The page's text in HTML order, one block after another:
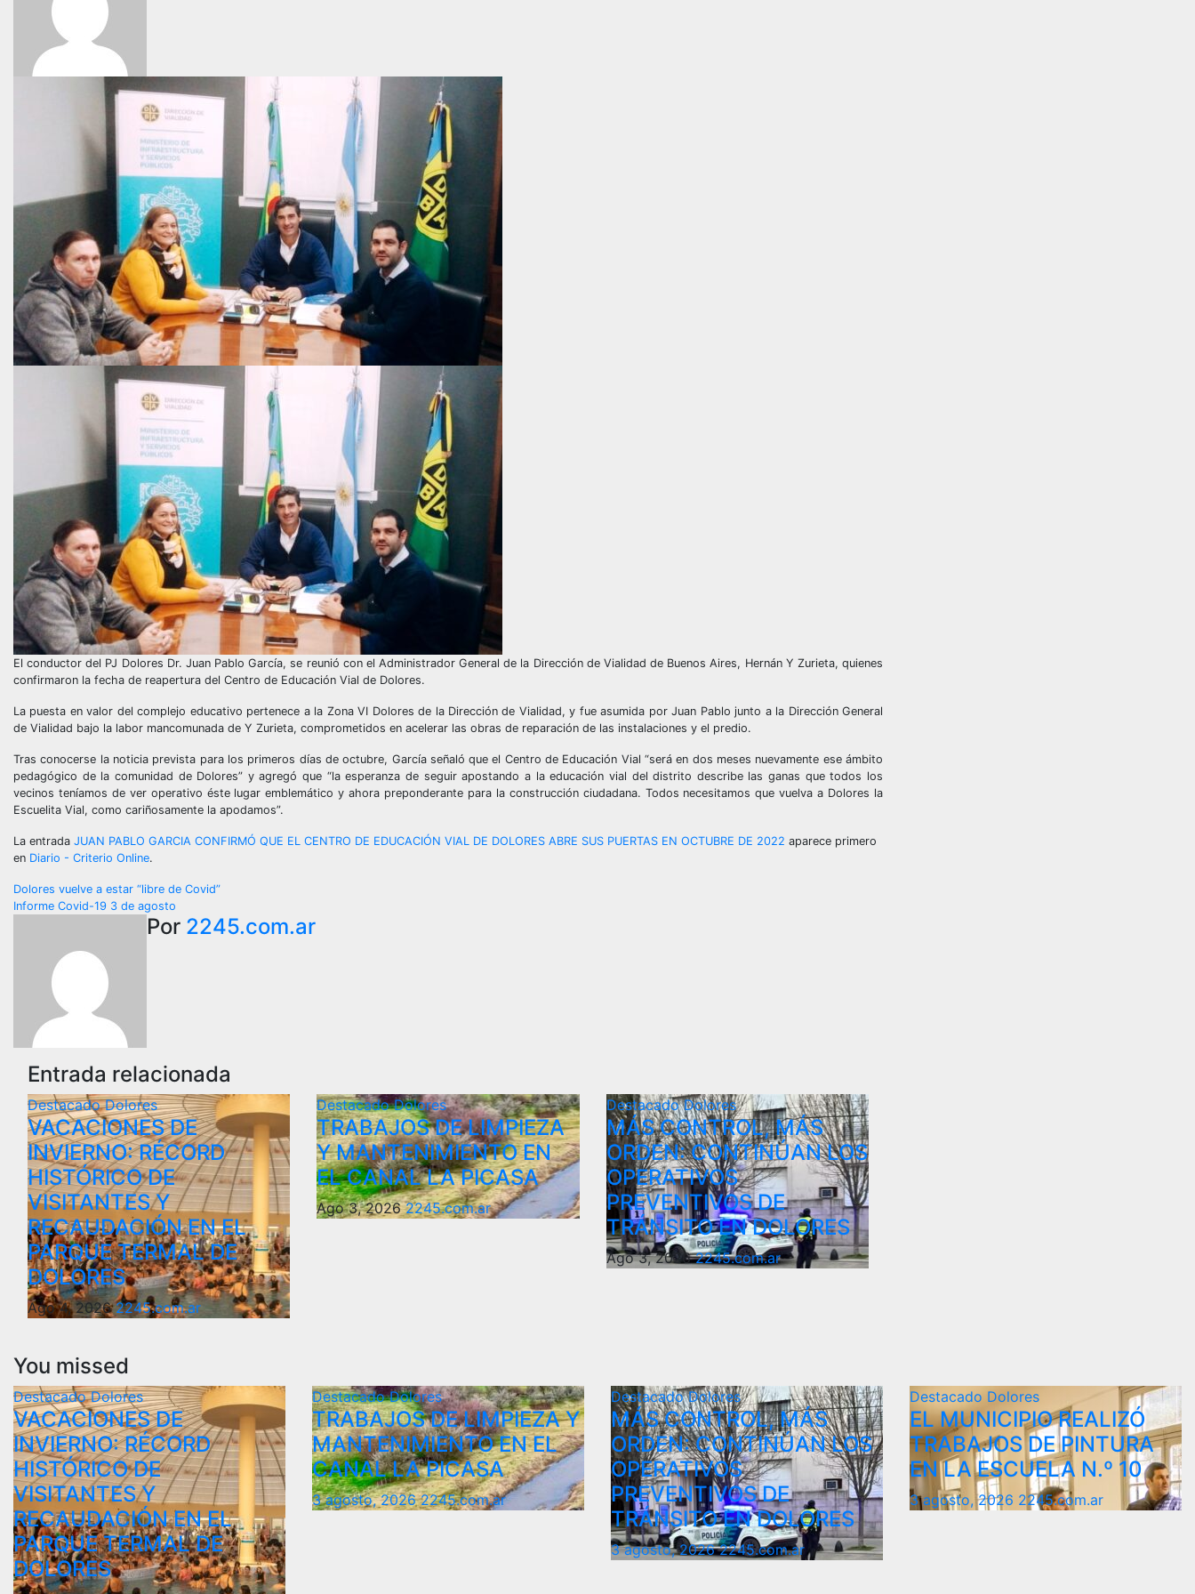
El conductor del PJ Dolores Dr. Juan Pablo García, se reunió con el Administrador General de la Dirección de Vialidad de Buenos Aires, Hernán Y Zurieta, quienes
confirmaron la fecha de reapertura del Centro de Educación Vial de Dolores.
La puesta en valor del complejo educativo pertenece a la Zona VI Dolores de la Dirección de Vialidad, y fue asumida por Juan Pablo junto a la Dirección General
de Vialidad bajo la labor mancomunada de Y Zurieta, comprometidos en acelerar las obras de reparación de las instalaciones y el predio.
Tras conocerse la noticia prevista para los primeros días de octubre, García señaló que el Centro de Educación Vial “será en dos meses nuevamente ese ámbito
pedagógico de la comunidad de Dolores” y agregó que “la esperanza de seguir apostando a la educación vial del distrito describe las ganas que todos los
vecinos teníamos de ver operativo éste lugar emblemático y ahora preponderante para la construcción ciudadana. Todos necesitamos que vuelva a Dolores la
Escuelita Vial, como cariñosamente la apodamos”.
La entrada JUAN PABLO GARCIA CONFIRMÓ QUE EL CENTRO DE EDUCACIÓN VIAL DE DOLORES ABRE SUS PUERTAS EN OCTUBRE DE 2022 aparece primero
en Diario - Criterio Online.
Navegación
entradas
Dolores vuelve a estar “libre de Covid”
Informe Covid-19 3 de agosto
Por 2245.com.ar
Entrada relacionada
DestacadoDolores
VACACIONES DE
INVIERNO: RÉCORD
HISTÓRICO DE
VISITANTES Y
RECAUDACIÓN EN EL
PARQUE TERMAL DE
DOLORES
Ago 4, 20262245.com.ar
DestacadoDolores
TRABAJOS DE LIMPIEZA
Y MANTENIMIENTO EN
EL CANAL LA PICASA
Ago 3, 20262245.com.ar
DestacadoDolores
MÁS CONTROL, MÁS
ORDEN: CONTINÚAN LOS
OPERATIVOS
PREVENTIVOS DE
TRÁNSITO EN DOLORES
Ago 3, 20262245.com.ar
You missed
DestacadoDolores
VACACIONES DE
INVIERNO: RÉCORD
HISTÓRICO DE
VISITANTES Y
RECAUDACIÓN EN EL
PARQUE TERMAL DE
DOLORES
DestacadoDolores
TRABAJOS DE LIMPIEZA Y
MANTENIMIENTO EN EL
CANAL LA PICASA
3 agosto, 20262245.com.ar
DestacadoDolores
MÁS CONTROL, MÁS
ORDEN: CONTINÚAN LOS
OPERATIVOS
PREVENTIVOS DE
TRÁNSITO EN DOLORES
3 agosto, 20262245.com.ar
Destacado Dolores
EL MUNICIPIO REALIZÓ
TRABAJOS DE PINTURA
EN LA ESCUELA N.º 10
3 agosto, 2026 2245.com.ar